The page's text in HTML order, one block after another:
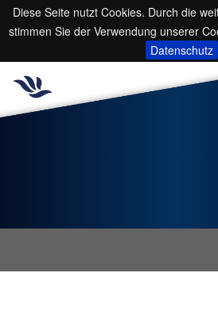
Diese Seite nutzt Cookies. Durch die
stimmen Sie der Verwendung unserer
Datenschutz